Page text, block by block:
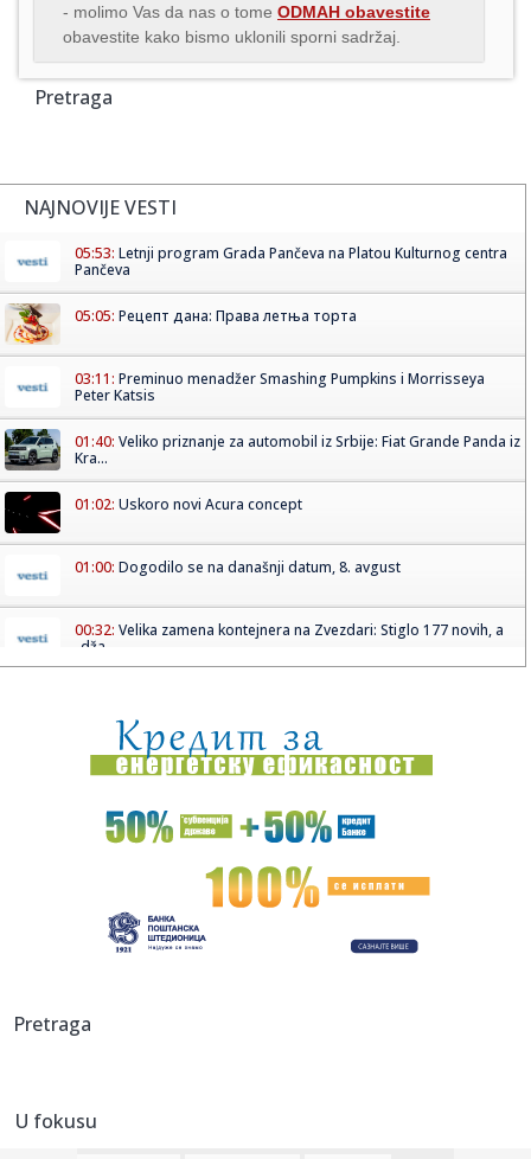
- molimo Vas da nas o tome ODMAH obavestite
obavestite kako bismo uklonili sporni sadržaj.
Pretraga
NAJNOVIJE VESTI
05:53: Letnji program Grada Pančeva na Platou Kulturnog centra
Pančeva
05:05: Рецепт дана: Права летња торта
03:11: Preminuo menadžer Smashing Pumpkins i Morrisseya
Peter Katsis
01:40: Veliko priznanje za automobil iz Srbije: Fiat Grande Panda iz
Kra...
01:02: Uskoro novi Acura concept
01:00: Dogodilo se na današnji datum, 8. avgust
00:32: Velika zamena kontejnera na Zvezdari: Stiglo 177 novih, a
„dža...
00:03:Na današnji dan, 8. avgust
00:03:Volkswagen menja poslovnu strategiju u SAD
PARTIZAN TRLJA RUKE: Transfer Saše Lukića doneo crno-
23:48:Otišao iz Arsenala pre nego što su podigli trofej – vratio
...
23:42:
Pretraga
U fokusu